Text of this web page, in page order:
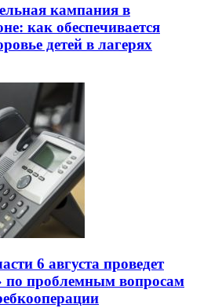
кампания в
как обеспечивается
детей в лагерях
6 августа проведет
проблемным вопросам